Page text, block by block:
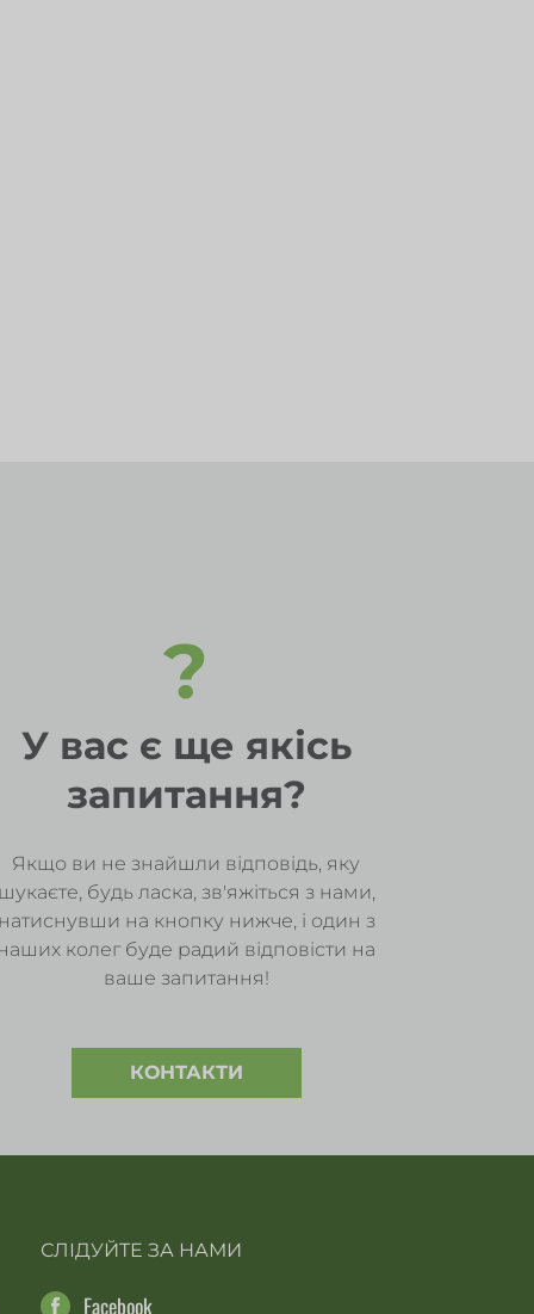
?
У вас є ще якісь
запитання?
Якщо ви не знайшли відповідь, яку
шукаєте, будь ласка, зв'яжіться з нами,
натиснувши на кнопку нижче, і один з
колег буде радий відповісти на
ваше запитання!
КОНТАКТИ
СЛІДУЙТЕ ЗА НАМИ
Facebook